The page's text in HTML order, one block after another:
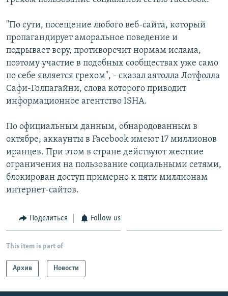
НАГОРНЫЙ КАРАБАХ
КУЛЬТУРА
СПОРТ
АРХИВ
Հայերեն
English
Русский
Все сайты Радио Азатутюн
"По сути, посещение любого веб-сайта, который
пропагандирует аморальное поведение и
подрывает веру, противоречит нормам ислама,
поэтому участие в подобных сообществах уже само
по себе является грехом", - сказал аятолла Лотфолла
Сафи-Голпагайни, слова которого приводит
информационное агентство ISHA.
По официальным данным, обнародованным в
октябре, аккаунты в Facebook имеют 17 миллионов
иранцев. При этом в стране действуют жесткие
ограничения на пользование социальными сетями,
блокирован доступ примерно к пяти миллионам
интернет-сайтов.
Поделиться Follow us
This item is part of
Архив Новости